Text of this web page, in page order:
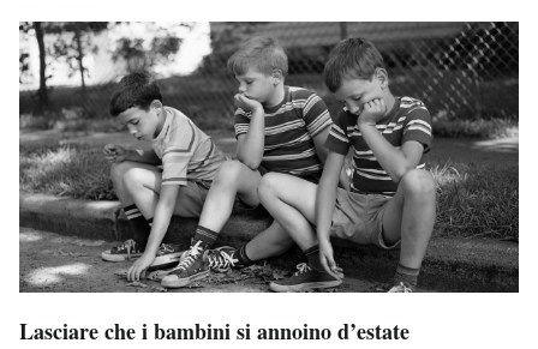
Lasciare che i bambini si annoino d’estate